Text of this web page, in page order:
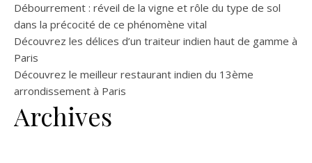
Débourrement : réveil de la vigne et rôle du type de sol
dans la précocité de ce phénomène vital
Découvrez les délices d’un traiteur indien haut de gamme à
Paris
Découvrez le meilleur restaurant indien du 13ème
arrondissement à Paris
Archives